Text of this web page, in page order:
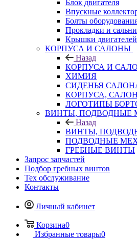
Блок двигателя
Впускные
Болты
Прокладки и
Крышки двигателей
КОРПУСА И САЛОНЫ
Назад
КОРПУСА И
ХИМИЯ
СИДЕНЬЯ
КОРПУСА,
ЛОГОТИПЫ
ВИНТЫ, ПОДВОДНЫЕ
Назад
ВИНТЫ,
ПОДВОДНЫЕ
ГРЕБНЫЕ ВИНТЫ
Запрос запчастей
Подбор гребных винтов
Тех обслуживание
Контакты
Личный кабинет
Корзина0
Избранные товары0